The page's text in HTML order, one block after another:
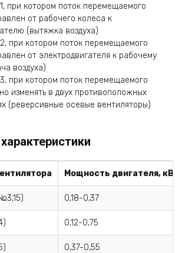
при котором поток перемещаемого
от рабочего колеса к
(вытяжка воздуха)
при котором поток перемещаемого
от электродвигателя к рабочему
воздуха)
при котором поток перемещаемого
изменять в двух противоположных
(реверсивные осевые вентиляторы)
Мощность двигателя, кВт
0,18-0,37
0,12-0,75
0,37-0,55